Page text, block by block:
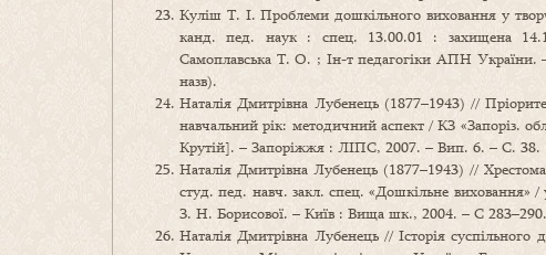
Куліш Т. І. Проблеми дошкільного виховання у
канд. пед. наук : спец. 13.00.01 : захищена
Самоплавська Т. О. ; Ін-т педагогіки АПН України.
назв).
Наталія Дмитрівна Лубенець (1877–1943) //
навчальний рік: методичний аспект / КЗ «Запоріз.
Крутій]. – Запоріжжя : ЛІПС, 2007. – Вип. 6. – С. 38.
Наталія Дмитрівна Лубенець (1877–1943) //
студ. пед. навч. закл. спец. «Дошкільне
З. Н. Борисової. – Київ : Вища шк., 2004. – С 283–290.
Наталія Дмитрівна Лубенець // Історія